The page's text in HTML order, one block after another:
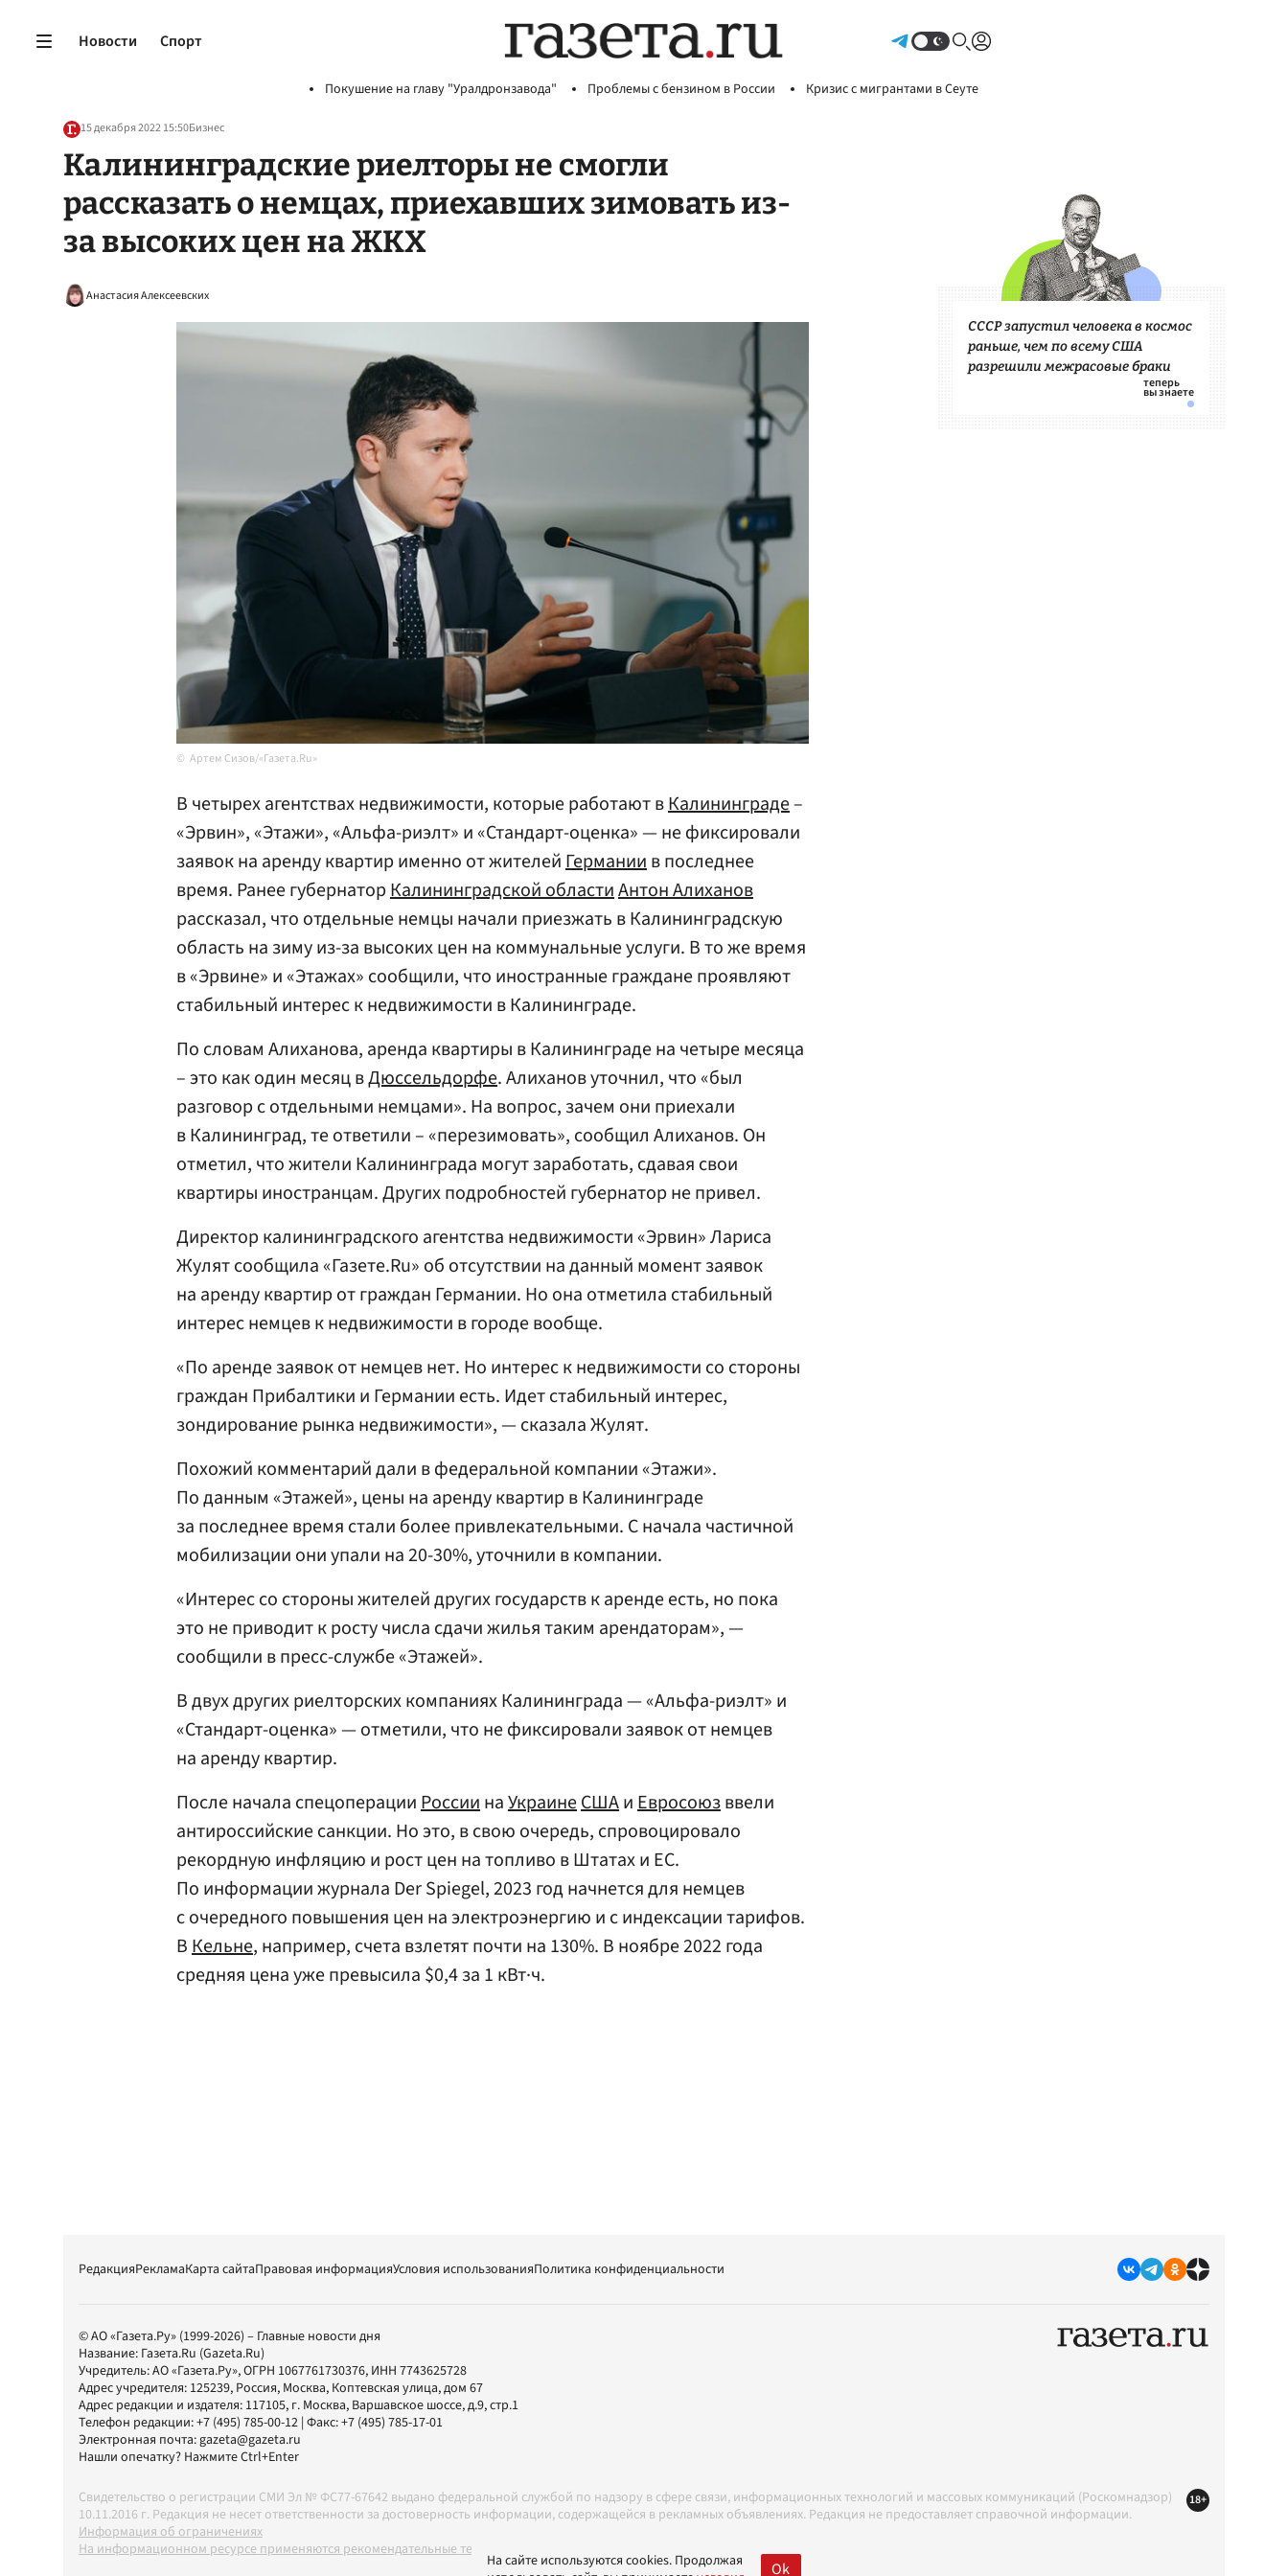
Новости Спорт
Покушение на главу "Уралдронзавода" Проблемы с бензином в России Кризис с мигрантами в Сеуте
15 декабря 2022 15:50Бизнес
Калининградские риелторы не смогли
рассказать о немцах, приехавших зимовать из-
за высоких цен на ЖКХ
Анастасия Алексеевских
Артем Сизов/«Газета.Ru»
В четырех агентствах недвижимости, которые работают вКалининграде–
«Эрвин», «Этажи», «Альфа-риэлт» и «Стандарт-оценка» — не фиксировали
заявок на аренду квартир именно от жителейГерманиив последнее
время. Ранее губернаторКалининградской областиАнтон Алиханов
рассказал, что отдельные немцы начали приезжать в Калининградскую
область на зиму из-за высоких цен на коммунальные услуги. В то же время
в «Эрвине» и «Этажах» сообщили, что иностранные граждане проявляют
стабильный интерес к недвижимости в Калининграде.
По словам Алиханова, аренда квартиры в Калининграде на четыре месяца
– это как один месяц вДюссельдорфе. Алиханов уточнил, что «был
разговор с отдельными немцами». На вопрос, зачем они приехали
в Калининград, те ответили – «перезимовать», сообщил Алиханов. Он
отметил, что жители Калининграда могут заработать, сдавая свои
квартиры иностранцам. Других подробностей губернатор не привел.
Директор калининградского агентства недвижимости «Эрвин» Лариса
Жулят сообщила «Газете.Ru» об отсутствии на данный момент заявок
на аренду квартир от граждан Германии. Но она отметила стабильный
интерес немцев к недвижимости в городе вообще.
«По аренде заявок от немцев нет. Но интерес к недвижимости со стороны
граждан Прибалтики и Германии есть. Идет стабильный интерес,
зондирование рынка недвижимости», — сказала Жулят.
Похожий комментарий дали в федеральной компании «Этажи».
По данным «Этажей», цены на аренду квартир в Калининграде
за последнее время стали более привлекательными. С начала частичной
мобилизации они упали на 20-30%, уточнили в компании.
«Интерес со стороны жителей других государств к аренде есть, но пока
это не приводит к росту числа сдачи жилья таким арендаторам», —
сообщили в пресс-службе «Этажей».
В двух других риелторских компаниях Калининграда — «Альфа-риэлт» и
«Стандарт-оценка» — отметили, что не фиксировали заявок от немцев
на аренду квартир.
После начала спецоперацииРоссиинаУкраинеСШАиЕвросоюзввели
антироссийские санкции. Но это, в свою очередь, спровоцировало
рекордную инфляцию и рост цен на топливо в Штатах и ЕС.
По информации журнала Der Spiegel, 2023 год начнется для немцев
с очередного повышения цен на электроэнергию и с индексации тарифов.
ВКельне, например, счета взлетят почти на 130%. В ноябре 2022 года
средняя цена уже превысила $0,4 за 1 кВт·ч.
СССР запустил человека в космос
раньше, чем по всему США
разрешили межрасовые браки
РедакцияРекламаКарта сайтаПравовая информацияУсловия использованияПолитика конфиденциальности
© АО «Газета.Ру» (1999-2026) – Главные новости дня
Название: Газета.Ru (Gazeta.Ru)
Учредитель:АО «Газета.Ру», ОГРН 1067761730376, ИНН 7743625728
Адрес учредителя: 125239, Россия, Москва, Коптевская улица, дом 67
Адрес редакции и издателя: 117105, г. Москва, Варшавское шоссе, д.9, стр.1
Телефон редакции:+7 (495) 785-00-12 | Факс:+7 (495) 785-17-01
Электронная почта:gazeta@gazeta.ru
Нашли опечатку? Нажмите Ctrl+Enter
Свидетельство о регистрации СМИ Эл № ФС77-67642 выдано федеральной службой по надзору в сфере связи, информационных технологий и массовых коммуникаций (Роскомнадзор)
10.11.2016 г. Редакция не несет ответственности за достоверность информации, содержащейся в рекламных объявлениях. Редакция не предоставляет справочной информации.
Информация об ограничениях
На информационном ресурсе применяются рекомендательные технологии в соответствии с Правилами
18+
На сайте используются cookies. Продолжая
Ok